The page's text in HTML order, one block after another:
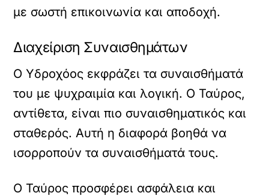
με σωστή επικοινωνία και αποδοχή.
Διαχείριση Συναισθημάτων
Ο Υδροχόος εκφράζει τα συναισθήματά
του με ψυχραιμία και λογική. Ο Ταύρος,
αντίθετα, είναι πιο συναισθηματικός και
σταθερός. Αυτή η διαφορά βοηθά να
ισορροπούν τα συναισθήματά τους.
Ο Ταύρος προσφέρει ασφάλεια και